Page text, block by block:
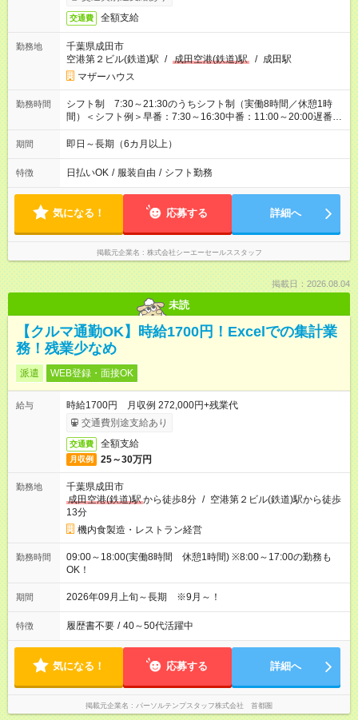
交通費 全額支給
勤務地
千葉県成田市
空港第２ビル(鉄道)駅 / 成田空港(鉄道)駅 / 成田駅
マザーハウス
勤務時間
シフト制 7:30～21:30のうちシフト制（実働8時間／休憩1時
間）＜シフト例＞早番：7:30～16:30中番：11:00～20:00遅番：
12:30～21:30
期間 即日～長期（6カ月以上）
特徴 日払いOK / 服装自由 / シフト勤務
気になる！ 応募する 詳細へ
掲載元企業名 株式会社シーエーセールススタッフ
掲載日：2026.08.04
未読
【クルマ通勤OK】時給1700円！Excelでの集計業
務！残業少なめ
派遣 WEB登録・面接OK
給与
時給1700円 月収例 272,000円+残業代
交通費別途支給あり
交通費 全額支給
月収例 25～30万円
勤務地
千葉県成田市
成田空港(鉄道)駅から徒歩8分 / 空港第２ビル(鉄道)駅から徒歩
13分
機内食製造・レストラン経営
勤務時間
09:00～18:00(実働8時間 休憩1時間) ※8:00～17:00の勤務も
OK！
期間 2026年09月上旬～長期 ※9月～！
特徴 履歴書不要 / 40～50代活躍中
気になる！ 応募する 詳細へ
掲載元企業名 パーソルテンプスタッフ株式会社 首都圏